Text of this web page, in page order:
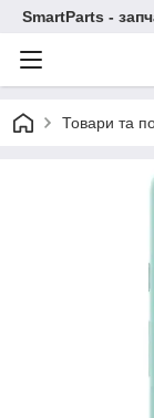
SmartParts -
Товари та